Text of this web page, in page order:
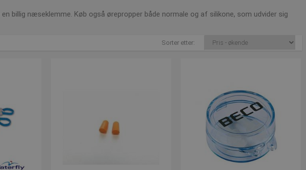
billig næseklemme. Køb også ørepropper både normale og af silikone, som udvider sig
Sorter etter: